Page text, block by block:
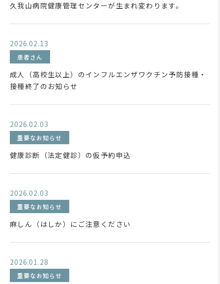
久我山病院健康管理センターが生まれ変わります。
2026.02.13
患者さん
成人（高校生以上）のインフルエンザワクチン予防接種・
接種終了のお知らせ
2026.02.03
重要なお知らせ
健康診断（法定健診）の仮予約申込
2026.02.03
重要なお知らせ
麻しん（はしか）にご注意ください
2026.01.28
重要なお知らせ